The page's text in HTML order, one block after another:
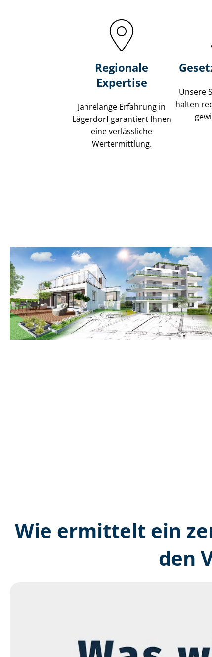
Regionale
Expertise
Jahrelange Erfahrung in
Lägerdorf garantiert Ihnen
eine verlässliche
Wertermittlung.
Unsere
halten
Wie ermittelt ein
den